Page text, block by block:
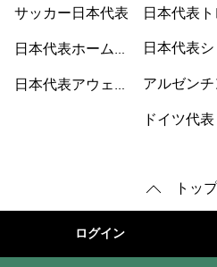
サッカー日本代表
日本代表ホームユ
日本代表アウェイ
日本代表ト
日本代表シ
アルゼン
ドイツ代表
トッ
ログイン